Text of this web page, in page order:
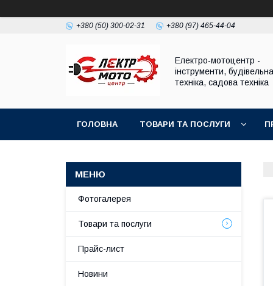
+380 (50) 300-02-31 +380 (97) 465-44-04
Електро-мотоцентр -
інструменти, будівельна
техніка, садова техніка
ГОЛОВНА ТОВАРИ ТА ПОСЛУГИ
Фотогалерея
Товари та послуги
Прайс-лист
Новини